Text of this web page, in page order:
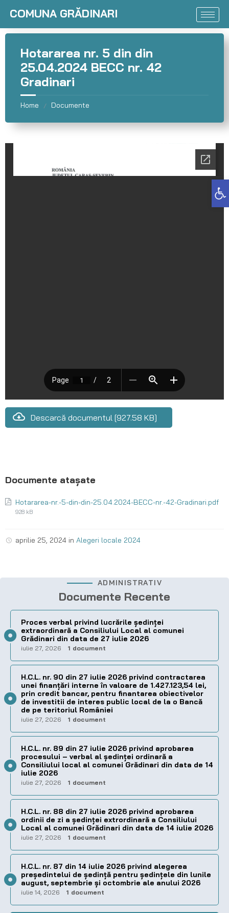
Deschide bara de unelte
COMUNA GRĂDINARI
Hotararea nr. 5 din din
25.04.2024 BECC nr. 42
Gradinari
Home / Documente
Descarcă documentul [927.58 KB]
Hotararea-nr.-5-din-din-25.04.2024-BECC-nr.-42-Gradinari.pdf
928 kB
aprilie 25, 2024 in Alegeri locale 2024
ADMINISTRATIV
Documente Recente
Proces verbal privind lucrările ședinței
extraordinară a Consiliului Local al comunei
Grădinari din data de 27 iulie 2026
iulie 27, 2026 1 document
H.C.L. nr. 90 din 27 iulie 2026 privind contractarea
unei finanțări interne în valoare de 1.427.123,54 lei,
prin credit bancar, pentru finantarea obiectivelor
de investitii de interes public local de la o Bancă
de pe teritoriul României
iulie 27, 2026 1 document
H.C.L. nr. 89 din 27 iulie 2026 privind aprobarea
procesului – verbal al şedinţei ordinară a
Consiliului local al comunei Grădinari din data de 14
iulie 2026
iulie 27, 2026 1 document
H.C.L. nr. 88 din 27 iulie 2026 privind aprobarea
ordinii de zi a şedinţei extrordinară a Consiliului
Local al comunei Grădinari din data de 14 iulie 2026
iulie 27, 2026 1 document
H.C.L. nr. 87 din 14 iulie 2026 privind alegerea
preşedintelui de şedinţă pentru ședințele din lunile
august, septembrie și octombrie ale anului 2026
iulie 14, 2026 1 document